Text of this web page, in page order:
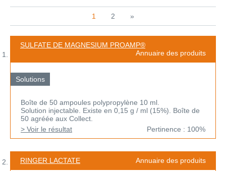
1 2 »
SULFATE DE MAGNESIUM PROAMP®
Annuaire des produits
Solutions
Boîte de 50 ampoules polypropylène 10 ml.
Solution injectable. Existe en 0,15 g / ml (15%). Boîte de
50 agréée aux Collect.
> Voir le résultat
Pertinence : 100%
RINGER LACTATE Annuaire des produits